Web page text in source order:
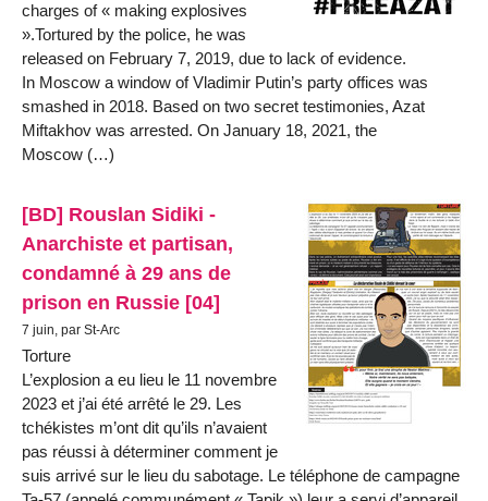
charges of « making explosives
».Tortured by the police, he was
released on February 7, 2019, due to lack of evidence.
In Moscow a window of Vladimir Putin’s party offices was
smashed in 2018. Based on two secret testimonies, Azat
Miftakhov was arrested. On January 18, 2021, the
Moscow (…)
[BD] Rouslan Sidiki -
Anarchiste et partisan,
condamné à 29 ans de
prison en Russie [04]
7 juin, par St-Arc
Torture
L’explosion a eu lieu le 11 novembre
2023 et j’ai été arrêté le 29. Les
tchékistes m’ont dit qu’ils n’avaient
pas réussi à déterminer comment je
suis arrivé sur le lieu du sabotage. Le téléphone de campagne